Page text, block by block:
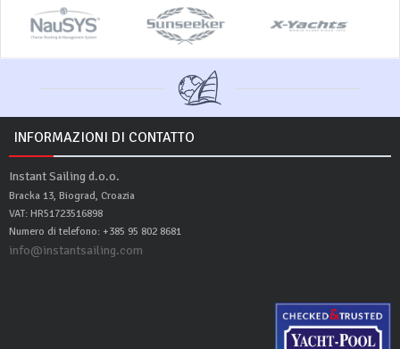
INFORMAZIONI DI CONTATTO
Instant Sailing d.o.o.
Bracka 13, Biograd, Croazia
VAT: HR51723516898
Numero di telefono: +385 95 802 8681
info@instantsailing.com